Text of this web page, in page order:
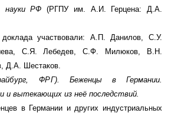
науки РФ (РГПУ им. А.И. Герцена: Д.А.
участвовали: А.П. Данилов, С.У.
С.Я. Лебедев, С.Ф. Милюков, В.Н.
Д.А. Шестаков.
ФРГ). Беженцы в Германии.
и вытекающих из неё последствий.
в Германии и других индустриальных